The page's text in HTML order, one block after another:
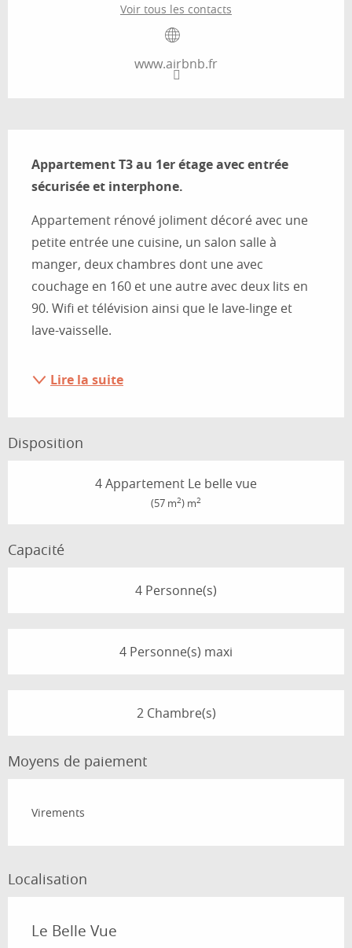
Voir tous les contacts
www.airbnb.fr
Appartement T3 au 1er étage avec entrée
sécurisée et interphone.
Appartement rénové joliment décoré avec une
petite entrée une cuisine, un salon salle à
manger, deux chambres dont une avec
couchage en 160 et une autre avec deux lits en
90. Wifi et télévision ainsi que le lave-linge et
lave-vaisselle.
Lire la suite
Disposition
4 Appartement Le belle vue
(57 m2) m2
Capacité
4 Personne(s)
4 Personne(s) maxi
2 Chambre(s)
Moyens de paiement
Virements
Localisation
Le Belle Vue